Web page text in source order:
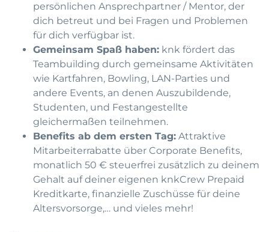
persönlichen Ansprechpartner / Mentor, der
dich betreut und bei Fragen und Problemen
für dich verfügbar ist.
Gemeinsam Spaß haben: knk fördert das
Teambuilding durch gemeinsame Aktivitäten
wie Kartfahren, Bowling, LAN-Parties und
andere Events, an denen Auszubildende,
Studenten, und Festangestellte
gleichermaßen teilnehmen.
Benefits ab dem ersten Tag: Attraktive
Mitarbeiterrabatte über Corporate Benefits,
monatlich 50 € steuerfrei zusätzlich zu deinem
Gehalt auf deiner eigenen knkCrew Prepaid
Kreditkarte, finanzielle Zuschüsse für deine
Altersvorsorge,… und vieles mehr!